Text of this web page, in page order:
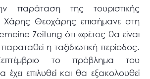
παράταση της τουριστικής
Θεοχάρης επισήμανε στη
Zeitung ότι «φέτος θα είναι
η ταξιδιωτική περίοδος.
το πρόβλημα του
επιλυθεί και θα εξακολουθεί